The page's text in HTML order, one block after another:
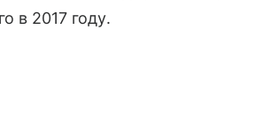
в 2017 году.